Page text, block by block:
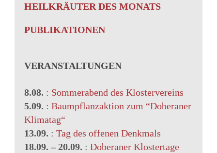
HEILKRÄUTER DES MONATS
PUBLIKATIONEN
VERANSTALTUNGEN
8.08. : Sommerabend des Klostervereins
5.09. : Baumpflanzaktion zum “Doberaner
Klimatag“
13.09. : Tag des offenen Denkmals
18.09. – 20.09. : Doberaner Klostertage